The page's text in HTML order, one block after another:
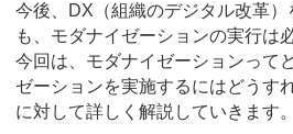
今後、DX（組織のデジタル改革
も、モダナイゼーションの実行は
今回は、モダナイゼーションって
ゼーションを実施するにはどうす
に対して詳しく解説していきます。